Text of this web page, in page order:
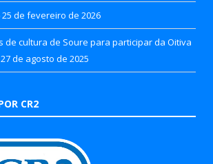
25 de fevereiro de 2026
de cultura de Soure para participar da Oitiva
27 de agosto de 2025
CR2